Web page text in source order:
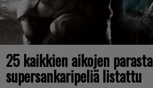
25 kaikkien aikojen parasta
supersankaripeliä listattu